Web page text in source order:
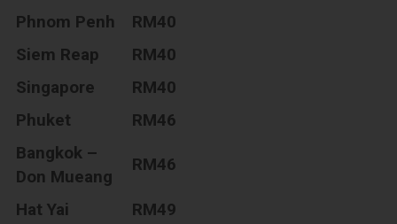
Phnom Penh
RM40
Siem Reap
RM40
Singapore
RM40
Phuket
RM46
Bangkok –
Don Mueang
RM46
Hat Yai
RM49